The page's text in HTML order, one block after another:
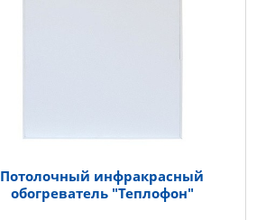
Потолочный инфракрасный
обогреватель "Теплофон"